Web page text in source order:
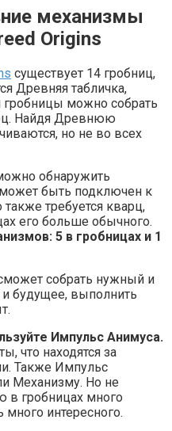
механизмы
Origins
существует 14 гробниц,
Древняя табличка,
гробницы можно собрать
Найдя Древнюю
но не во всех
обнаружить
быть подключен к
требуется кварц,
его больше обычного.
5 в гробницах и 1
собрать нужный и
будущее, выполнить
Импульс Анимуса.
что находятся за
Также Импульс
Механизму. Но не
в гробницах много
много интересного.